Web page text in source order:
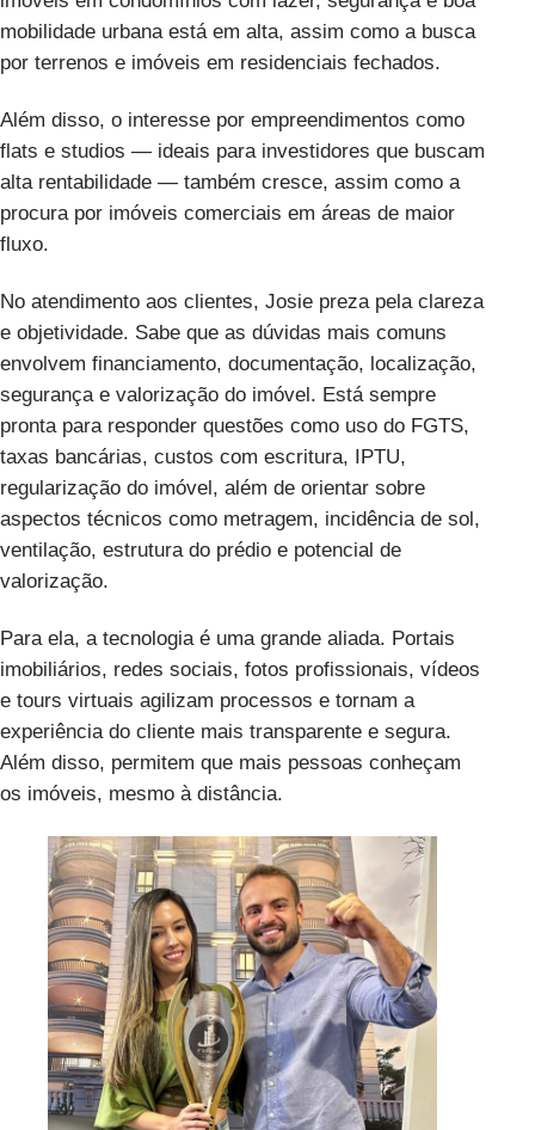
mobilidade urbana está em alta, assim como a busca
por terrenos e imóveis em residenciais fechados.
Além disso, o interesse por empreendimentos como
flats e studios — ideais para investidores que buscam
alta rentabilidade — também cresce, assim como a
procura por imóveis comerciais em áreas de maior
fluxo.
No atendimento aos clientes, Josie preza pela clareza
e objetividade. Sabe que as dúvidas mais comuns
envolvem financiamento, documentação, localização,
segurança e valorização do imóvel. Está sempre
pronta para responder questões como uso do FGTS,
taxas bancárias, custos com escritura, IPTU,
regularização do imóvel, além de orientar sobre
aspectos técnicos como metragem, incidência de sol,
ventilação, estrutura do prédio e potencial de
valorização.
Para ela, a tecnologia é uma grande aliada. Portais
imobiliários, redes sociais, fotos profissionais, vídeos
e tours virtuais agilizam processos e tornam a
experiência do cliente mais transparente e segura.
Além disso, permitem que mais pessoas conheçam
os imóveis, mesmo à distância.